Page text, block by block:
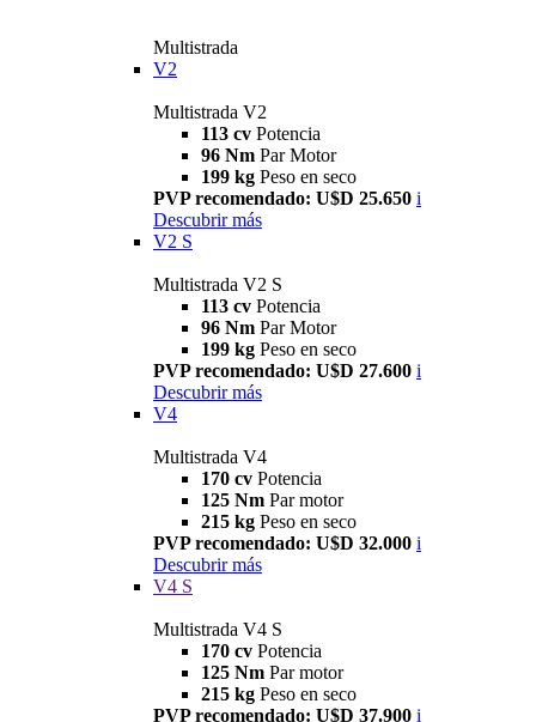
Multistrada
V2
Multistrada V2
113 cv Potencia
96 Nm Par Motor
199 kg Peso en seco
PVP recomendado: U$D 25.650 i
Descubrir más
V2 S
Multistrada V2 S
113 cv Potencia
96 Nm Par Motor
199 kg Peso en seco
PVP recomendado: U$D 27.600 i
Descubrir más
V4
Multistrada V4
170 cv Potencia
125 Nm Par motor
215 kg Peso en seco
PVP recomendado: U$D 32.000 i
Descubrir más
V4 S
Multistrada V4 S
170 cv Potencia
125 Nm Par motor
215 kg Peso en seco
PVP recomendado: U$D 37.900 i